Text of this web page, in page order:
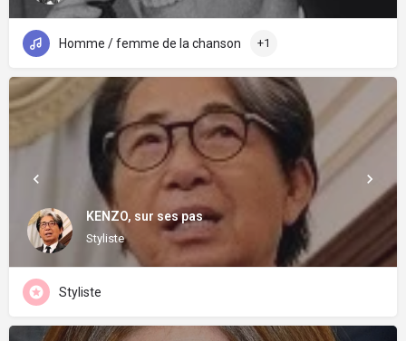
Homme / femme de la chanson +1
KENZO, sur ses pas
Styliste
Styliste